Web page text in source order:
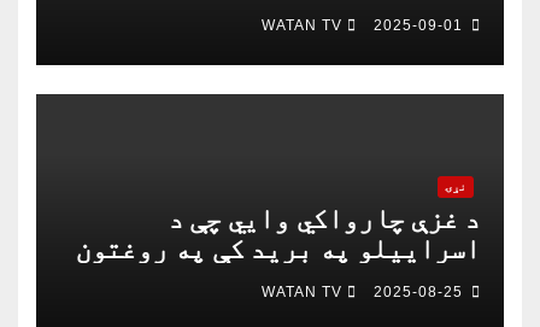
2025-09-01
WATAN TV
نړۍ
د غزې چارواکي وايي چې د
اسراییلو په برید کې په روغتون
باندې د ۱۵ کسانو په ګډون څلور
خبریالان وژل شوي دي
2025-08-25
WATAN TV